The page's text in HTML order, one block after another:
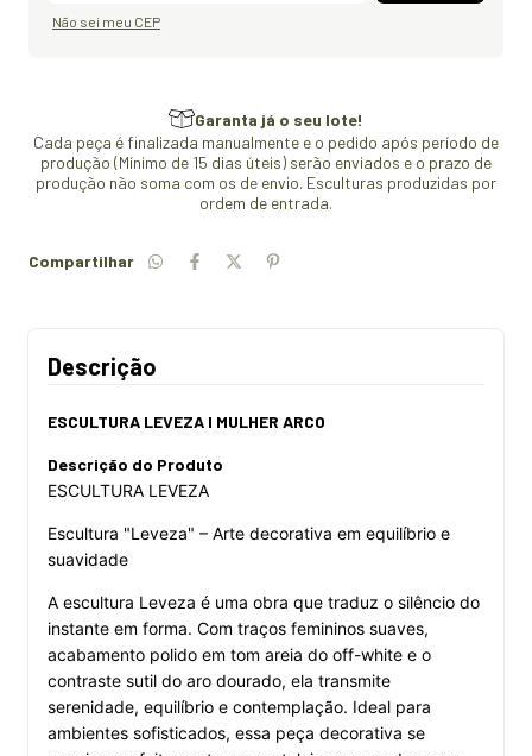
Não sei meu CEP
Garanta já o seu lote!
Cada peça é finalizada manualmente e o pedido após período de
produção (Mínimo de 15 dias úteis) serão enviados e o prazo de
produção não soma com os de envio. Esculturas produzidas por
ordem de entrada.
Compartilhar
Descrição
ESCULTURA LEVEZA I MULHER ARCO
Descrição do Produto
ESCULTURA LEVEZA
Escultura "Leveza" – Arte decorativa em equilíbrio e
suavidade
A escultura Leveza é uma obra que traduz o silêncio do
instante em forma. Com traços femininos suaves,
acabamento polido em tom areia do off-white e o
contraste sutil do aro dourado, ela transmite
serenidade, equilíbrio e contemplação. Ideal para
ambientes sofisticados, essa peça decorativa se